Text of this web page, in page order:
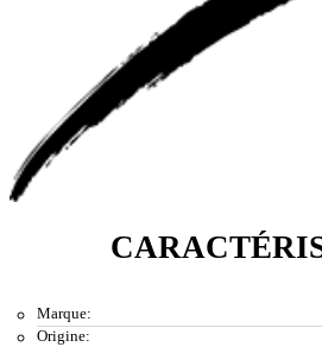
Marque:
Origine: